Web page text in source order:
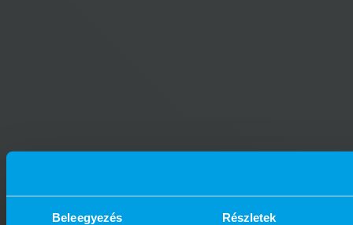
Beleegyezés Részletek